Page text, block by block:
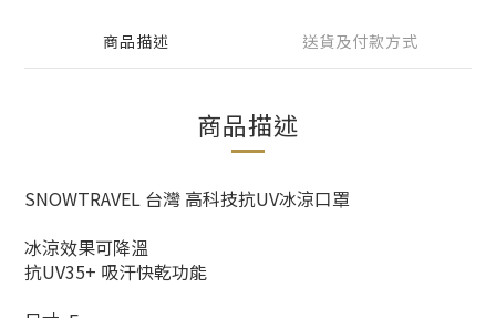
商品描述 送貨及付款方式
商品描述
SNOWTRAVEL 台灣 高科技抗UV冰涼口罩
冰涼效果可降溫
抗UV35+ 吸汗快乾功能